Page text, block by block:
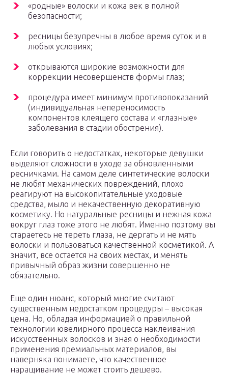
«родные» волоски и кожа век в полной
безопасности;
ресницы безупречны в любое время суток и в
любых условиях;
открываются широкие возможности для
коррекции несовершенств формы глаз;
процедура имеет минимум противопоказаний
(индивидуальная непереносимость
компонентов клеящего состава и «глазные»
заболевания в стадии обострения).
Если говорить о недостатках, некоторые девушки
выделяют сложности в уходе за обновленными
ресничками. На самом деле синтетические волоски
не любят механических повреждений, плохо
реагируют на высокопитательные уходовые
средства, мыло и некачественную декоративную
косметику. Но натуральные ресницы и нежная кожа
вокруг глаз тоже этого не любят. Именно поэтому вы
стараетесь не тереть глаза, не дергать и не мять
волоски и пользоваться качественной косметикой. А
значит, все остается на своих местах, и менять
привычный образ жизни совершенно не
обязательно.
Еще один нюанс, который многие считают
существенным недостатком процедуры – высокая
цена. Но, обладая информацией о правильной
технологии ювелирного процесса наклеивания
искусственных волосков и зная о необходимости
применения премиальных материалов, вы
наверняка понимаете, что качественное
наращивание не может стоить дешево.